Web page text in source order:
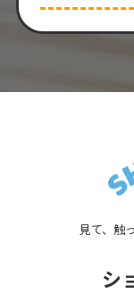
見て、触
シ